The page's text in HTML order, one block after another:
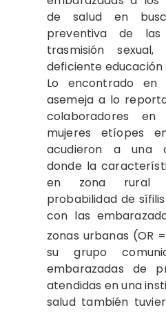
de salud en
preventiva de
trasmisión
deficiente educación
Lo encontrado en
asemeja a lo
colaboradores
mujeres etíopes
acudieron a una
donde la
en zona rural
probabilidad de
con las
zonas urbanas (OR
su grupo
embarazadas de
atendidas en una
salud también